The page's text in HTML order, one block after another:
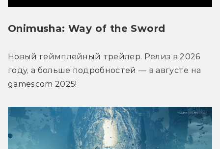
Onimusha: Way of the Sword
Новый геймплейный трейлер. Релиз в 2026
году, а больше подробностей — в августе на
gamescom 2025!